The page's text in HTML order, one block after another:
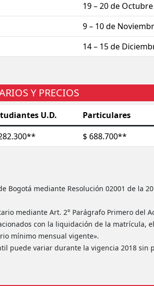
19 – 20 de Octubre
9 – 10 de
14 – 15 de
Y PRECIOS
U.D. Particulares
$ 688.700**
Bogotá mediante Resolución 02001 de la
mediante Art. 2° Parágrafo Primero del
con la liquidación de la matrícula,
mínimo mensual vigente».
puede variar durante la vigencia 2018 sin